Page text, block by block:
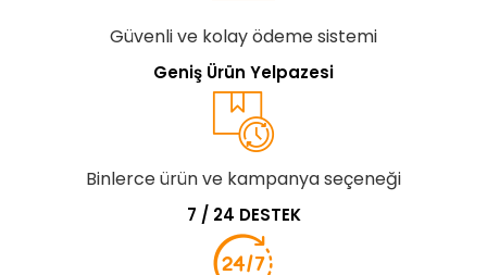
Güvenli ve kolay ödeme sistemi
Geniş Ürün Yelpazesi
Binlerce ürün ve kampanya seçeneği
7 / 24 DESTEK